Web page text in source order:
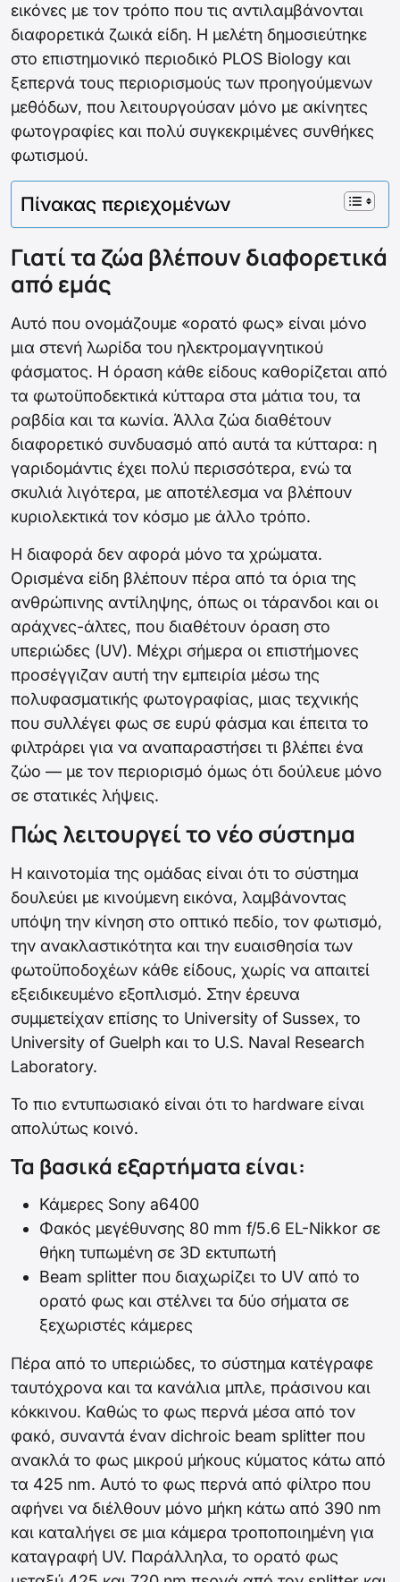
εικόνες με τον τρόπο που τις αντιλαμβάνονται
διαφορετικά ζωικά είδη. Η μελέτη δημοσιεύτηκε
στο επιστημονικό περιοδικό PLOS Biology και
ξεπερνά τους περιορισμούς των προηγούμενων
μεθόδων, που λειτουργούσαν μόνο με ακίνητες
φωτογραφίες και πολύ συγκεκριμένες συνθήκες
φωτισμού.
Πίνακας περιεχομένων
Γιατί τα ζώα βλέπουν διαφορετικά
από εμάς
Αυτό που ονομάζουμε «ορατό φως» είναι μόνο
μια στενή λωρίδα του ηλεκτρομαγνητικού
φάσματος. Η όραση κάθε είδους καθορίζεται από
τα φωτοϋποδεκτικά κύτταρα στα μάτια του, τα
ραβδία και τα κωνία. Άλλα ζώα διαθέτουν
διαφορετικό συνδυασμό από αυτά τα κύτταρα: η
γαριδομάντις έχει πολύ περισσότερα, ενώ τα
σκυλιά λιγότερα, με αποτέλεσμα να βλέπουν
κυριολεκτικά τον κόσμο με άλλο τρόπο.
Η διαφορά δεν αφορά μόνο τα χρώματα.
Ορισμένα είδη βλέπουν πέρα από τα όρια της
ανθρώπινης αντίληψης, όπως οι τάρανδοι και οι
αράχνες-άλτες, που διαθέτουν όραση στο
υπεριώδες (UV). Μέχρι σήμερα οι επιστήμονες
προσέγγιζαν αυτή την εμπειρία μέσω της
πολυφασματικής φωτογραφίας, μιας τεχνικής
που συλλέγει φως σε ευρύ φάσμα και έπειτα το
φιλτράρει για να αναπαραστήσει τι βλέπει ένα
ζώο — με τον περιορισμό όμως ότι δούλευε μόνο
σε στατικές λήψεις.
Πώς λειτουργεί το νέο σύστημα
Η καινοτομία της ομάδας είναι ότι το σύστημα
δουλεύει με κινούμενη εικόνα, λαμβάνοντας
υπόψη την κίνηση στο οπτικό πεδίο, τον φωτισμό,
την ανακλαστικότητα και την ευαισθησία των
φωτοϋποδοχέων κάθε είδους, χωρίς να απαιτεί
εξειδικευμένο εξοπλισμό. Στην έρευνα
συμμετείχαν επίσης το University of Sussex, το
University of Guelph και το U.S. Naval Research
Laboratory.
Το πιο εντυπωσιακό είναι ότι το hardware είναι
απολύτως κοινό.
Τα βασικά εξαρτήματα είναι:
Κάμερες Sony a6400
Φακός μεγέθυνσης 80 mm f/5.6 EL-Nikkor σε
θήκη τυπωμένη σε 3D εκτυπωτή
Beam splitter που διαχωρίζει το UV από το
ορατό φως και στέλνει τα δύο σήματα σε
ξεχωριστές κάμερες
Πέρα από το υπεριώδες, το σύστημα κατέγραφε
ταυτόχρονα και τα κανάλια μπλε, πράσινου και
κόκκινου. Καθώς το φως περνά μέσα από τον
φακό, συναντά έναν dichroic beam splitter που
ανακλά το φως μικρού μήκους κύματος κάτω από
τα 425 nm. Αυτό το φως περνά από φίλτρο που
αφήνει να διέλθουν μόνο μήκη κάτω από 390 nm
και καταλήγει σε μια κάμερα τροποποιημένη για
καταγραφή UV. Παράλληλα, το ορατό φως